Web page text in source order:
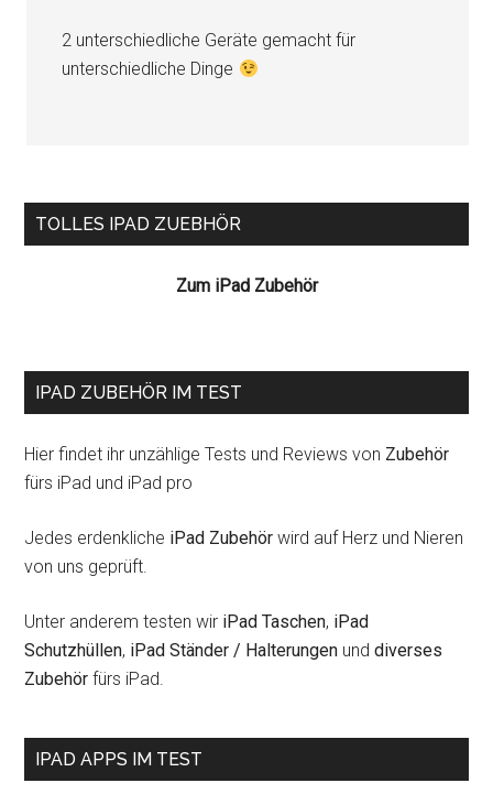
2 unterschiedliche Geräte gemacht für
unterschiedliche Dinge
Seitenspalte
TOLLES IPAD ZUEBHÖR
Zum iPad Zubehör
IPAD ZUBEHÖR IM TEST
Hier findet ihr unzählige Tests und Reviews von Zubehör
fürs iPad und iPad pro
Jedes erdenkliche iPad Zubehör wird auf Herz und Nieren
von uns geprüft.
Unter anderem testen wir iPad Taschen, iPad
Schutzhüllen, iPad Ständer / Halterungen unddiverses
Zubehör fürs iPad.
IPAD APPS IM TEST